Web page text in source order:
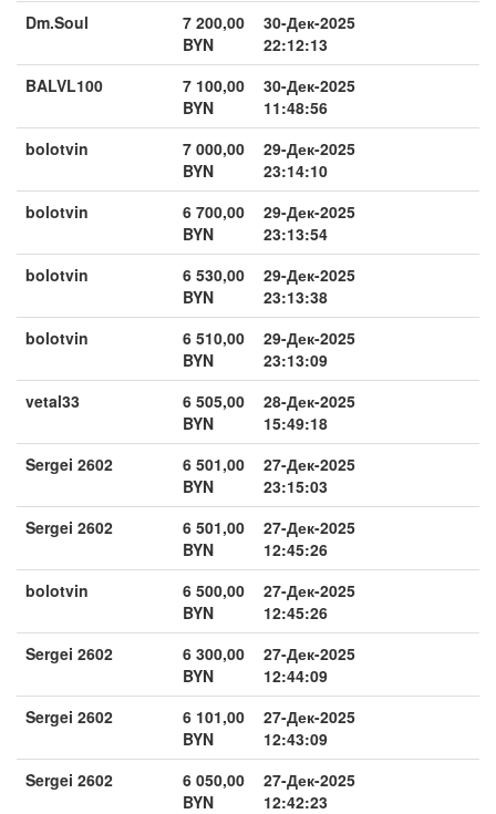
Dm.Soul
7 200,00
BYN
30-Дек-2025
22:12:13
BALVL100
7 100,00
BYN
30-Дек-2025
11:48:56
bolotvin
7 000,00
BYN
29-Дек-2025
23:14:10
bolotvin
6 700,00
BYN
29-Дек-2025
23:13:54
bolotvin
6 530,00
BYN
29-Дек-2025
23:13:38
bolotvin
6 510,00
BYN
29-Дек-2025
23:13:09
vetal33
6 505,00
BYN
28-Дек-2025
15:49:18
Sergei 2602
6 501,00
BYN
27-Дек-2025
23:15:03
Sergei 2602
6 501,00
BYN
27-Дек-2025
12:45:26
bolotvin
6 500,00
BYN
27-Дек-2025
12:45:26
Sergei 2602
6 300,00
BYN
27-Дек-2025
12:44:09
Sergei 2602
6 101,00
BYN
27-Дек-2025
12:43:09
Sergei 2602
6 050,00
BYN
27-Дек-2025
12:42:23